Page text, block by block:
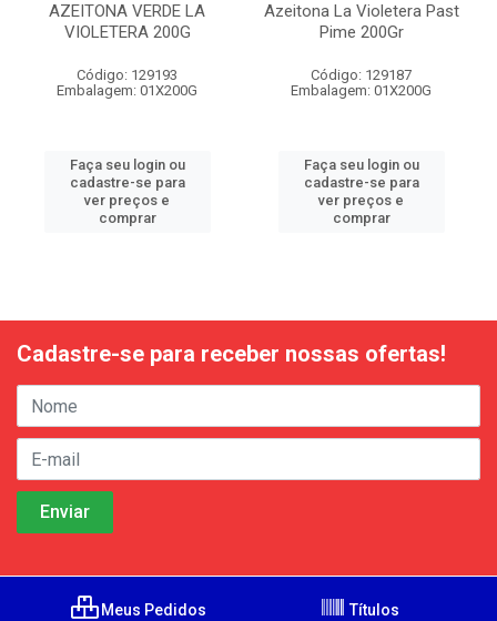
AZEITONA VERDE LA
VIOLETERA 200G
Código: 129193
Embalagem: 01X200G
Faça seu login ou
cadastre-se para
ver preços e
comprar
Azeitona La Violetera Past
Pime 200Gr
Código: 129187
Embalagem: 01X200G
Faça seu login ou
cadastre-se para
ver preços e
comprar
Cadastre-se para receber nossas ofertas!
Meus Pedidos Títulos